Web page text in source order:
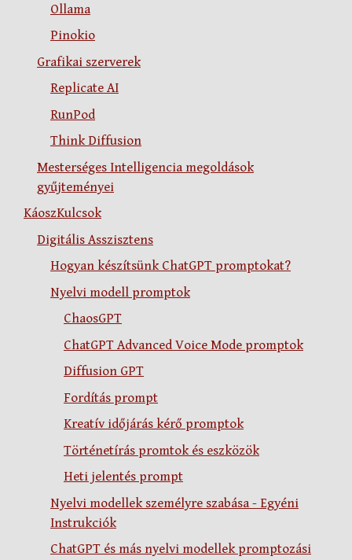
Ollama
Pinokio
Grafikai szerverek
Replicate AI
RunPod
Think Diffusion
Mesterséges Intelligencia megoldások
gyűjteményei
KáoszKulcsok
Digitális Asszisztens
Hogyan készítsünk ChatGPT promptokat?
Nyelvi modell promptok
ChaosGPT
ChatGPT Advanced Voice Mode promptok
Diffusion GPT
Fordítás prompt
Kreatív időjárás kérő promptok
Történetírás promtok és eszközök
Heti jelentés prompt
Nyelvi modellek személyre szabása - Egyéni
Instrukciók
ChatGPT és más nyelvi modellek promptozási